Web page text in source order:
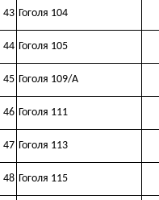
43 Гоголя 104
44 Гоголя 105
45 Гоголя 109/А
46 Гоголя 111
47 Гоголя 113
48 Гоголя 115